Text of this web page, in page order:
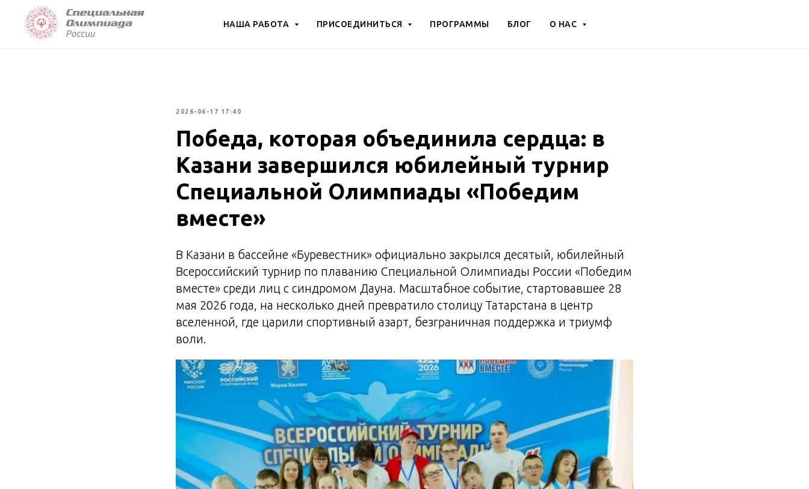
НАША РАБОТА ПРИСОЕДИНИТЬСЯ ПРОГРАММЫ БЛОГ О НАС
2026-06-17 17:40
Победа, которая объединила сердца: в
Казани завершился юбилейный турнир
Специальной Олимпиады «Победим
вместе»
В Казани в бассейне «Буревестник» официально закрылся десятый, юбилейный
Всероссийский турнир по плаванию Специальной Олимпиады России «Победим
вместе» среди лиц с синдромом Дауна. Масштабное событие, стартовавшее 28
мая 2026 года, на несколько дней превратило столицу Татарстана в центр
вселенной, где царили спортивный азарт, безграничная поддержка и триумф
воли.